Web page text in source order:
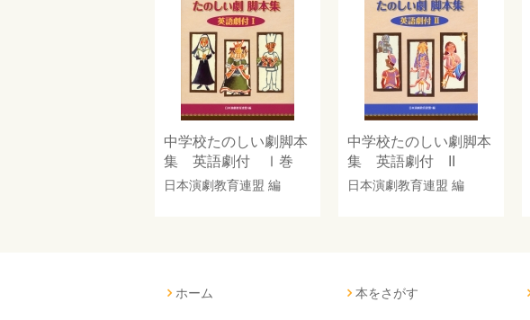
中学校たのしい劇脚本
集 英語劇付 Ⅰ巻
日本演劇教育連盟 編
中学校たのしい劇脚本
集 英語劇付 II
日本演劇教育連盟 編
ホーム 本をさがす